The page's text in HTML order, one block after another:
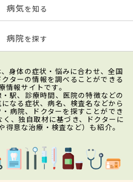
病気を知る
病院を探す
身体の症状・悩みに合わせ、全国
ターの情報を調べることができる
情報サイトです。
駅、診療時間、医院の特徴などの
なる症状、病名、検査名などから
病院、ドクターを探すことができ
、独自取材に基づき、ドクターに
得意な治療・検査など）も紹介。